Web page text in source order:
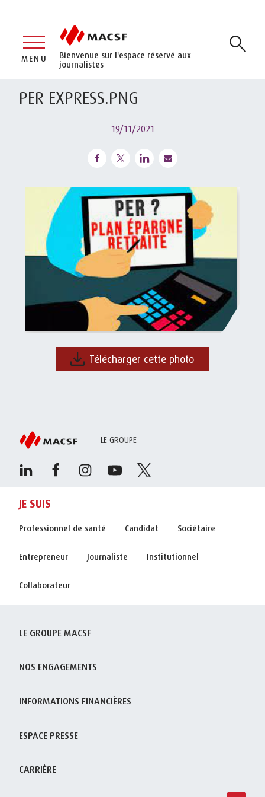
Bienvenue sur l'espace réservé aux
journalistes
MENU
PER EXPRESS.PNG
19/11/2021
Télécharger cette photo
LE GROUPE
JE SUIS
Professionnel de santé Candidat Sociétaire
Entrepreneur Journaliste Institutionnel
Collaborateur
LE GROUPE MACSF
NOS ENGAGEMENTS
INFORMATIONS FINANCIÈRES
ESPACE PRESSE
CARRIÈRE